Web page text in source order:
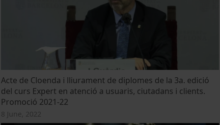
Acte de Cloenda i lliurament de diplomes de la 3a. edició
del curs Expert en atenció a usuaris, ciutadans i clients.
Promoció 2021-22
8 June, 2022